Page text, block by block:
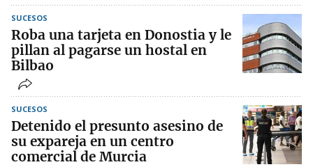
SUCESOS
Roba una tarjeta en Donostia y le
pillan al pagarse un hostal en
Bilbao
SUCESOS
Detenido el presunto asesino de
su expareja en un centro
comercial de Murcia